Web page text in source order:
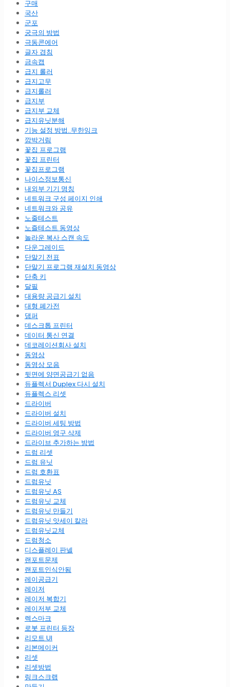
구매
국산
군포
궁극의 방법
극동콘에어
글자 겹침
금속캡
급지 롤러
급지고무
급지롤러
급지부
급지부 교체
급지유닛분해
기능 설정 방법..무한잉크
깜박거림
꽃집 프로그램
꽃집 프린터
꽃집프로그램
나이스정보통신
내외부 기기 명칭
네트워크 구성 페이지 인쇄
네트워크와 공유
노줄테스트
노즐테스트 동영상
놀라운 복사 스캔 속도
다운그레이드
단말기 전표
단말기 프로그램 재설치 동영상
단축 키
달필
대용량 공급기 설치
대형 폐가전
댐퍼
데스크톱 프린터
데이터 통신 연결
데코레이션회사 설치
동영상
동영상 모음
뒷면에 양면공급기 없음
듀플렉서 Duplex 다시 설치
듀플렉스 리셋
드라이버
드라이버 설치
드라이버 세팅 방법
드라이버 영구 삭제
드라이브 추가하는 방법
드럼 리셋
드럼 유닛
드럼 호환표
드럼유닛
드럼유닛 AS
드럼유닛 교체
드럼유닛 만들기
드럼유닛 앗세이 칼라
드럼유닛교체
드럼청소
디스플레이 판넬
랜포트문제
랜포트인식안됨
레이공급기
레이저
레이저 복합기
레이저부 교체
렉스마크
로봇 프린터 등장
리모트 UI
리본메이커
리셋
리셋방법
링크스크랩